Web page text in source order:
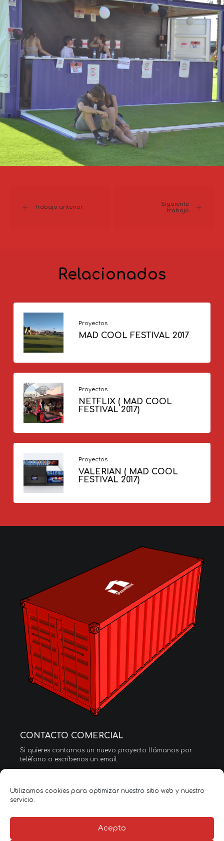
Utilizamos cookies para optimizar nuestro sitio web y nuestro
servicio.
Acepto
Trabajo anterior
Siguiente
trabajo
Relacionados
Proyectos
MAD COOL FESTIVAL 2017
Proyectos
NETFLIX ( MAD COOL
FESTIVAL 2017)
Proyectos
VALERIAN ( MAD COOL
FESTIVAL 2017)
CONTACTO COMERCIAL
Si quieres contarnos un nuevo proyecto llámanos por
teléfono o escríbenos un email.
info@streetboxcompany.com